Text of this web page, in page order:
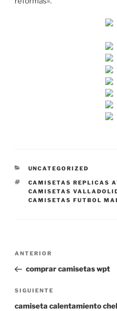
CATEGORÍAS
UNCATEGORIZED
ETIQUETAS
CAMISETAS REPLICAS
CAMISETAS
CAMISETAS FUTBOL
Navegación
entradas
Entrada
anterior:
ANTERIOR
comprar camisetas wpt
Siguiente
entrada
SIGUIENTE
camiseta calentamiento